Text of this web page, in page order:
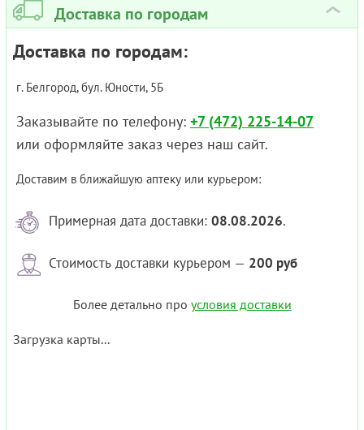
Доставка по городам ›
Доставка по городам:
г. Белгород, бул. Юности, 5Б
Заказывайте по телефону: +7 (472) 225-14-07
или оформляйте заказ через наш сайт.
Доставим в ближайшую аптеку или курьером:
Примерная дата доставки: 08.08.2026.
Стоимость доставки курьером — 200 руб
Более детально про условия доставки
Загрузка карты...